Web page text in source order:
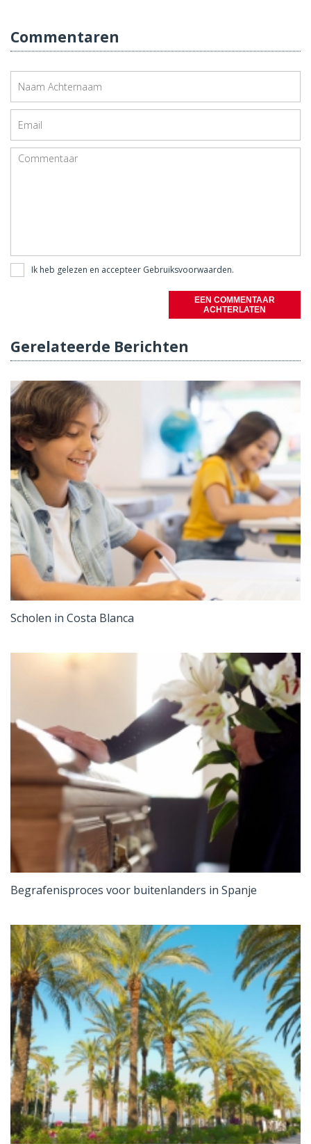
Commentaren
Ik heb gelezen en accepteer Gebruiksvoorwaarden.
EEN COMMENTAAR
ACHTERLATEN
Gerelateerde Berichten
Scholen in Costa Blanca
Begrafenisproces voor buitenlanders in Spanje